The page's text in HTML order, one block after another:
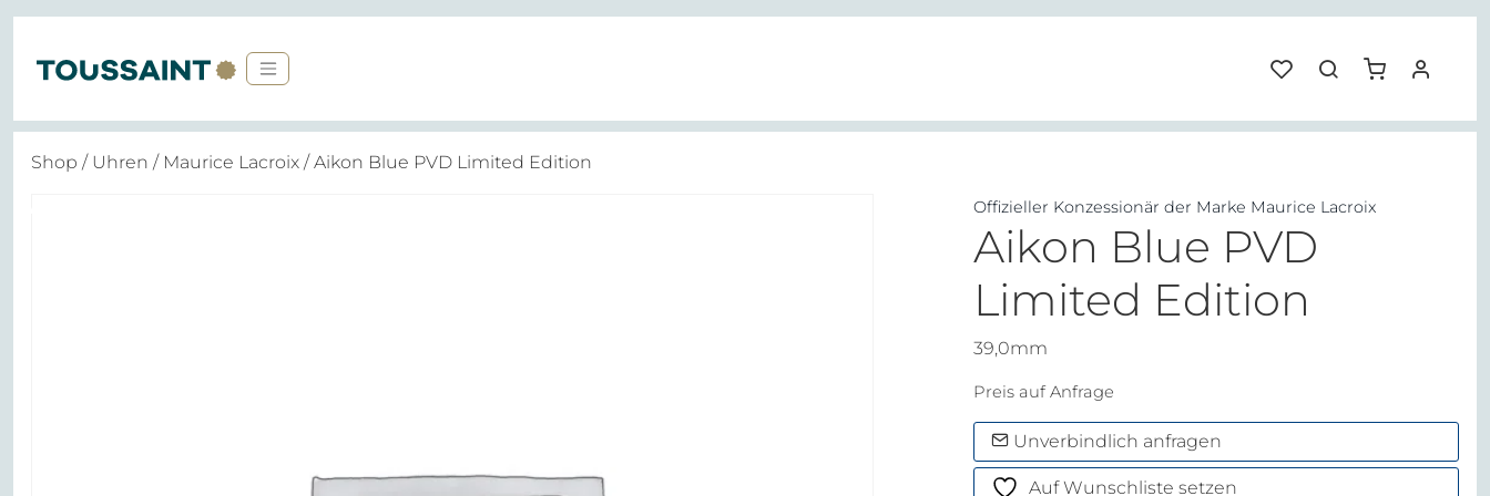
Shop / Uhren / Maurice Lacroix / Aikon Blue PVD Limited Edition
Offizieller Konzessionär der Marke Maurice Lacroix
Aikon Blue PVD
Limited Edition
39,0mm
Preis auf Anfrage
Unverbindlich anfragen
Auf Wunschliste setzen